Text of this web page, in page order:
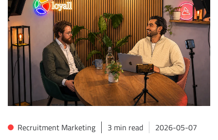
Recruitment Marketing 3 min read 2026-05-07